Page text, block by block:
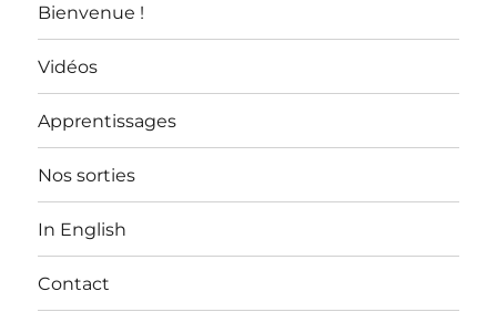
Bienvenue !
Vidéos
Apprentissages
Nos sorties
In English
Contact